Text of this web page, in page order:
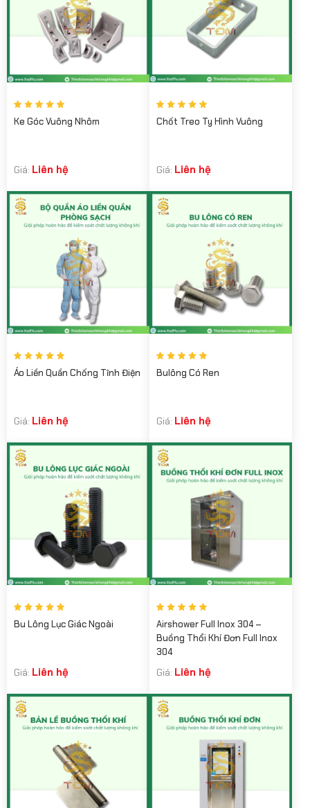
Ke Góc Vuông Nhôm
Giá: Liên hệ
Chốt Treo Ty Hình Vuông
Giá: Liên hệ
Áo Liền Quần Chống Tĩnh Điện
Giá: Liên hệ
Bulông Có Ren
Giá: Liên hệ
Bu Lông Lục Giác Ngoài
Giá: Liên hệ
Airshower Full Inox 304 –
Buồng Thổi Khí Đơn Full Inox
304
Giá: Liên hệ